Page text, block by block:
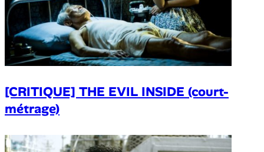
[CRITIQUE] THE EVIL INSIDE (court-
métrage)